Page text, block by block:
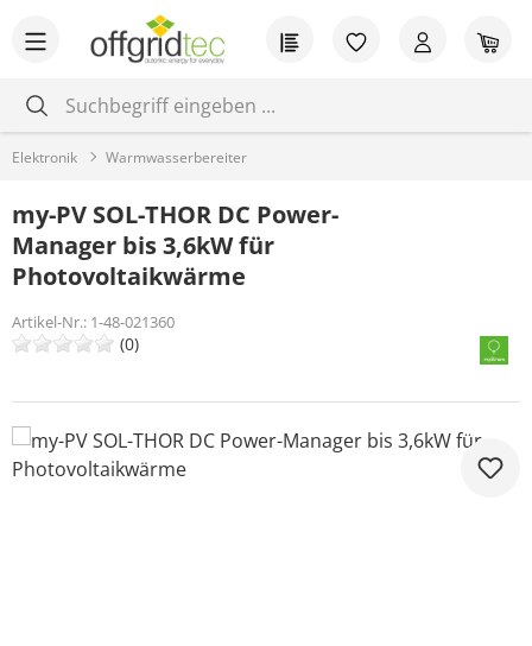
Zum Hauptinhalt springen Du hast 0
Elektronik Warmwasserbereiter
my-PV SOL-THOR DC Power-
Manager bis 3,6kW für
Photovoltaikwärme
Artikel-Nr.: 1-48-021360
(0)
Bildergalerie überspringen